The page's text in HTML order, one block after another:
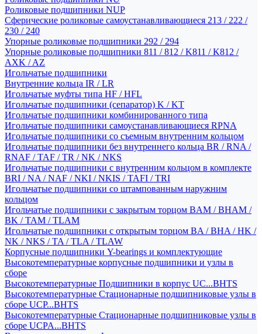
Роликовые подшипники NUP
Сферические роликовые самоустанавливающиеся 213 / 222 /
230 / 240
Упорные роликовые подшипники 292 / 294
Упорные роликовые подшипники 811 / 812 / K811 / K812 /
AXK / AZ
Игольчатые подшипники
Внутренние кольца IR / LR
Игольчатые муфты типа HF / HFL
Игольчатые подшипники (сепаратор) K / KT
Игольчатые подшипники комбинированного типа
Игольчатые подшипники самоустанавливающиеся RPNA
Игольчатые подшипники со съемным внутренним кольцом
Игольчатые подшипники без внутреннего кольца BR / RNA /
RNAF / TAF / TR / NK / NKS
Игольчатые подшипники с внутренним кольцом в комплекте
BRI / NA / NAF / NKI / NKIS / TAFI / TRI
Игольчатые подшипники со штампованным наружним
кольцом
Игольчатые подшипники с закрытым торцом BAM / BHAM /
BK / TAM / TLAM
Игольчатые подшипники с открытым торцом BA / BHA / HK /
NK / NKS / TA / TLA / TLAW
Корпусные подшипники Y-bearings и комплектующие
Высокотемпературные корпусные подшипники и узлы в
сборе
Высокотемпературные Подшипники в корпус UC...BHTS
Высокотемпературные Стационарные подшипниковые узлы в
сборе UCP...BHTS
Высокотемпературные Стационарные подшипниковые узлы в
сборе UCPA...BHTS